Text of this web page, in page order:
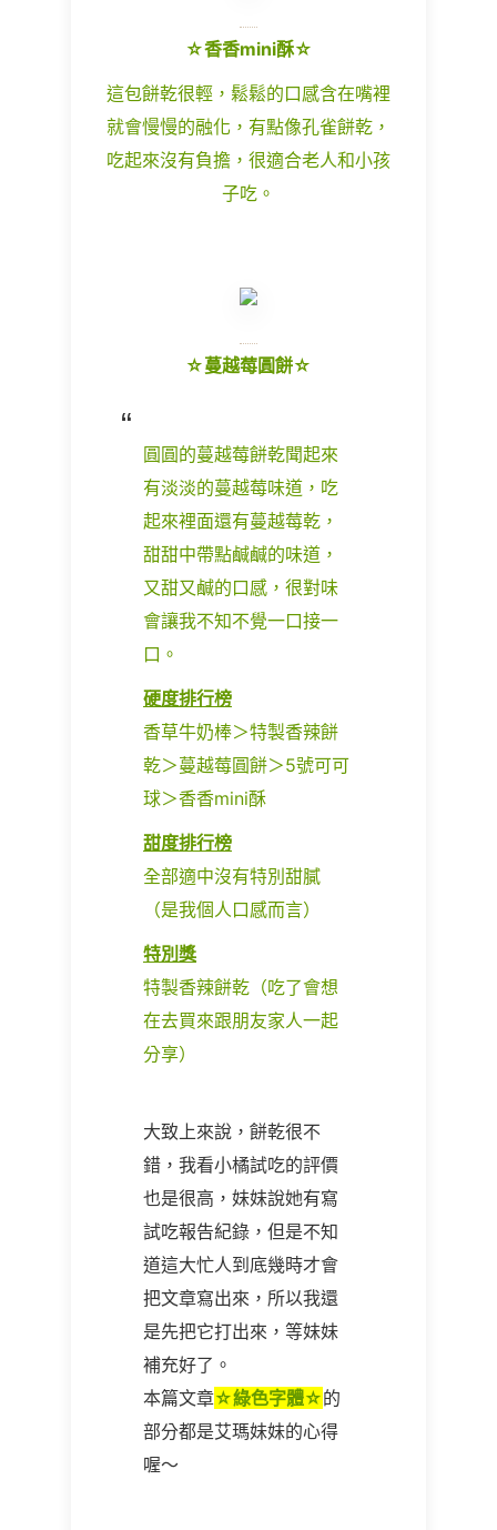
☆香香mini酥☆
這包餅乾很輕，鬆鬆的口感含在嘴裡
就會慢慢的融化，有點像孔雀餅乾，
吃起來沒有負擔，很適合老人和小孩
子吃。
☆蔓越莓圓餅☆
圓圓的蔓越莓餅乾聞起來
有淡淡的蔓越莓味道，吃
起來裡面還有蔓越莓乾，
甜甜中帶點鹹鹹的味道，
又甜又鹹的口感，很對味
會讓我不知不覺一口接一
口。
硬度排行榜
香草牛奶棒＞特製香辣餅
乾＞蔓越莓圓餅＞5號可可
球＞香香mini酥
甜度排行榜
全部適中沒有特別甜膩
（是我個人口感而言）
特別獎
特製香辣餅乾（吃了會想
在去買來跟朋友家人一起
分享）
大致上來說，餅乾很不
錯，我看小橘試吃的評價
也是很高，妹妹說她有寫
試吃報告紀錄，但是不知
道這大忙人到底幾時才會
把文章寫出來，所以我還
是先把它打出來，等妹妹
補充好了。
本篇文章☆綠色字體☆的
部分都是艾瑪妹妹的心得
喔～